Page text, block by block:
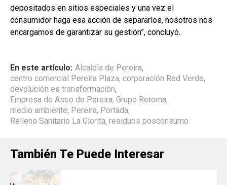
depositados en sitios especiales y una vez el
consumidor haga esa acción de separarlos, nosotros nos
encargamos de garantizar su gestión”, concluyó.
En este artículo: Alcaldia de Pereira,
centro comercial Pereira Plaza, corporación Red Verde,
devolución es transformación,
Empresa de Aseo de Pereira, Grupo Retorna,
medio ambiente, Pereira, Portada,
Relleno Sanitario La Glorita, residuos posconsumo
También Te Puede Interesar